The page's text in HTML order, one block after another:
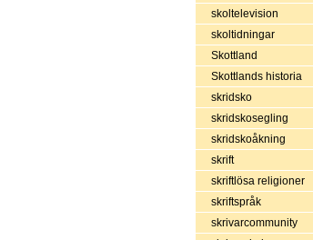
skoltelevision
skoltidningar
Skottland
Skottlands historia
skridsko
skridskosegling
skridskoåkning
skrift
skriftlösa religioner
skriftspråk
skrivarcommunity